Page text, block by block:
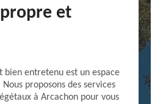
et
bien entretenu est un espace
proposons des services
à Arcachon pour vous